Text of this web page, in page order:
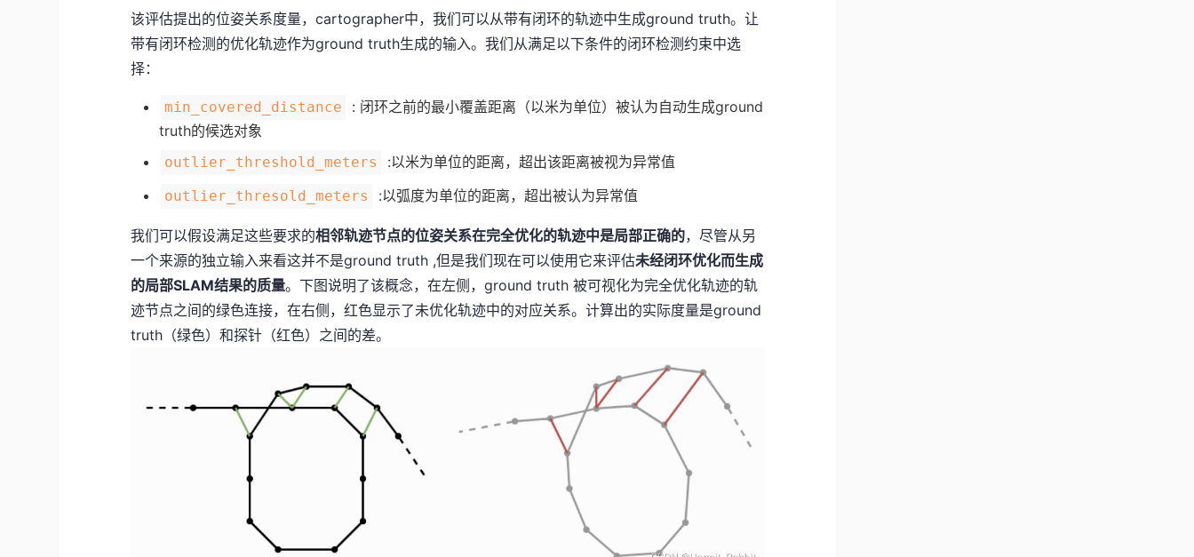
该评估提出的位姿关系度量，cartographer中，我们可以从带有闭环的轨迹中生成ground truth。让
带有闭环检测的优化轨迹作为ground truth生成的输入。我们从满足以下条件的闭环检测约束中选
择：
min_covered_distance
: 闭环之前的最小覆盖距离（以米为单位）被认为自动生成ground
truth的候选对象
outlier_threshold_meters :以米为单位的距离，超出该距离被视为异常值
outlier_thresold_meters :以弧度为单位的距离，超出被认为异常值
我们可以假设满足这些要求的相邻轨迹节点的位姿关系在完全优化的轨迹中是局部正确的，尽管从另
一个来源的独立输入来看这并不是ground truth ,但是我们现在可以使用它来评估未经闭环优化而生成
的局部SLAM结果的质量。下图说明了该概念，在左侧，ground truth 被可视化为完全优化轨迹的轨
迹节点之间的绿色连接，在右侧，红色显示了未优化轨迹中的对应关系。计算出的实际度量是ground
truth（绿色）和探针（红色）之间的差。